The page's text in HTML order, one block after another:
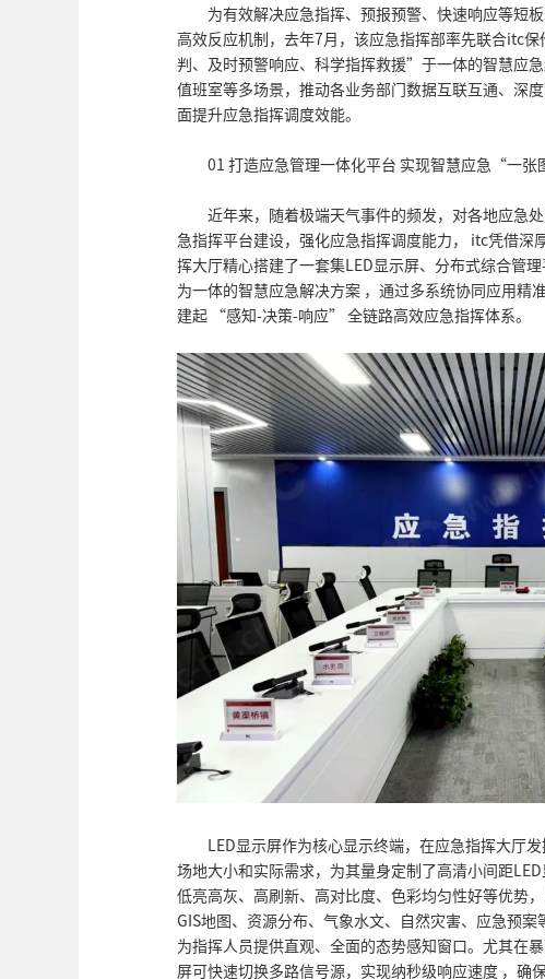
为有效解决应急指挥、预报预警、快速响应等短
高效反应机制，去年7月，该应急指挥部率先联合itc
判、及时预警响应、科学指挥救援”于一体的智慧应
值班室等多场景，推动各业务部门数据互联互通、
面提升应急指挥调度效能。
01 打造应急管理一体化平台 实现智慧应急“一张
近年来，随着极端天气事件的频发，对各地应急
急指挥平台建设，强化应急指挥调度能力， itc凭借深
挥大厅精心搭建了一套集LED显示屏、分布式综合管
为一体的智慧应急解决方案 ，通过多系统协同应用精
建起 “感知-决策-响应” 全链路高效应急指挥体系。
LED显示屏作为核心显示终端，在应急指挥大厅
场地大小和实际需求，为其量身定制了高清小间距
低亮高灰、高刷新、高对比度、色彩均匀性好等优势
GIS地图、资源分布、气象水文、自然灾害、应急预
为指挥人员提供直观、全面的态势感知窗口。尤其在
屏可快速切换多路信号源，实现纳秒级响应速度 ，